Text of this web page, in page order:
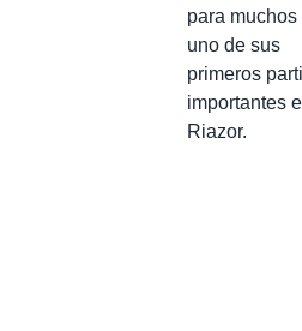
para muchos
uno de sus
primeros
importantes
Riazor.